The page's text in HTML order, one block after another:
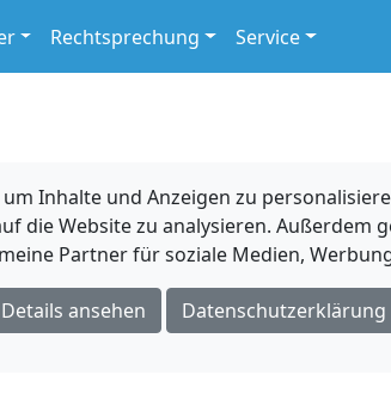
Rechtsprechung Service
Inhalte und Anzeigen zu
die Website zu analysieren. Außerdem
Partner für soziale Medien,
Details ansehen Datenschutzerklärung